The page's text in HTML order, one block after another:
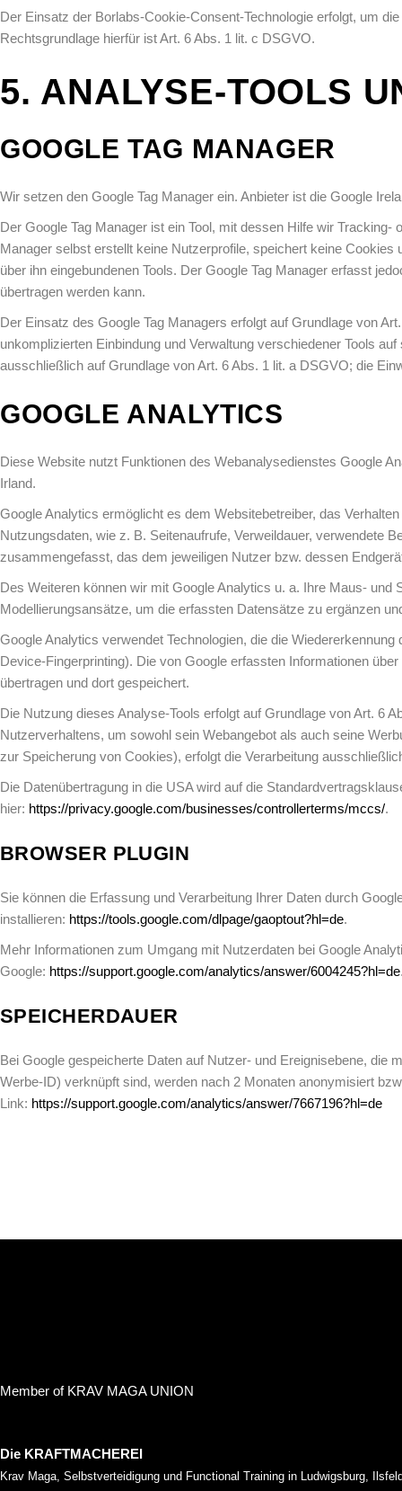
Der Einsatz der Borlabs-Cookie-Consent-Technologie erfolgt, um
Rechtsgrundlage hierfür ist Art. 6 Abs. 1 lit. c DSGVO.
5. ANALYSE-TOOLS
GOOGLE TAG MANAGER
Wir setzen den Google Tag Manager ein. Anbieter ist die Google
Der Google Tag Manager ist ein Tool, mit dessen Hilfe wir
Manager selbst erstellt keine Nutzerprofile, speichert keine
über ihn eingebundenen Tools. Der Google Tag Manager erfasst
übertragen werden kann.
Der Einsatz des Google Tag Managers erfolgt auf Grundlage von
unkomplizierten Einbindung und Verwaltung verschiedener Tools
ausschließlich auf Grundlage von Art. 6 Abs. 1 lit. a DSGVO; die
GOOGLE ANALYTICS
Diese Website nutzt Funktionen des Webanalysedienstes Google
Irland.
Google Analytics ermöglicht es dem Websitebetreiber, das
Nutzungsdaten, wie z. B. Seitenaufrufe, Verweildauer, verwendete
zusammengefasst, das dem jeweiligen Nutzer bzw. dessen
Des Weiteren können wir mit Google Analytics u. a. Ihre Maus-
Modellierungsansätze, um die erfassten Datensätze zu ergänzen
Google Analytics verwendet Technologien, die die
Device-Fingerprinting). Die von Google erfassten Informationen
übertragen und dort gespeichert.
Die Nutzung dieses Analyse-Tools erfolgt auf Grundlage von Art. 6
Nutzerverhaltens, um sowohl sein Webangebot als auch seine
zur Speicherung von Cookies), erfolgt die Verarbeitung
Die Datenübertragung in die USA wird auf die
hier: https://privacy.google.com/businesses/controllerterms/mccs/.
BROWSER PLUGIN
Sie können die Erfassung und Verarbeitung Ihrer Daten durch
installieren: https://tools.google.com/dlpage/gaoptout?hl=de.
Mehr Informationen zum Umgang mit Nutzerdaten bei Google
Google: https://support.google.com/analytics/answer/6004245?hl=de
SPEICHERDAUER
Bei Google gespeicherte Daten auf Nutzer- und Ereignisebene,
Werbe-ID) verknüpft sind, werden nach 2 Monaten anonymisiert
Link: https://support.google.com/analytics/answer/7667196?hl=de
Member of KRAV MAGA UNION
Die KRAFTMACHEREI
Krav Maga, Selbstverteidigung und Functional Training in Ludwigsburg,